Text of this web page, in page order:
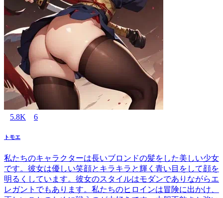
5.8K 6
トモエ
私たちのキャラクターは長いブロンドの髪をした美しい少女
です。彼女は優しい笑顔とキラキラと輝く青い目をして顔を
明るくしています。彼女のスタイルはモダンでありながらエ
レガントでもあります。私たちのヒロインは冒険に出かけ、